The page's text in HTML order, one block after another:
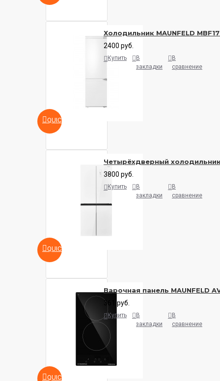
QUICKVIEW
Холодильник MAUNFELD
2400 руб.
Купить
В
закладки
В
сравнение
QUICKVIEW
Четырёхдверный холодильник
3800 руб.
Купить
В
закладки
В
сравнение
QUICKVIEW
Варочная панель MAUNFELD
361 руб.
Купить
В
закладки
В
сравнение